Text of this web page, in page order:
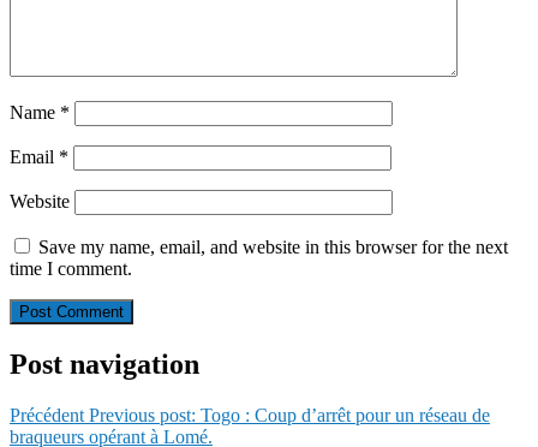
Name *
Email *
Website
Save my name, email, and website in this browser for the next
time I comment.
Post navigation
Précédent Previous post: Togo : Coup d’arrêt pour un réseau de
braqueurs opérant à Lomé.